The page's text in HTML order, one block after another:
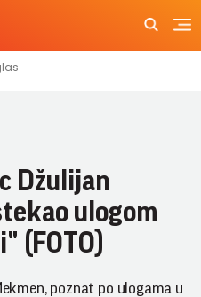
Džulijan
ulogom
(FOTO)
poznat po ulogama u